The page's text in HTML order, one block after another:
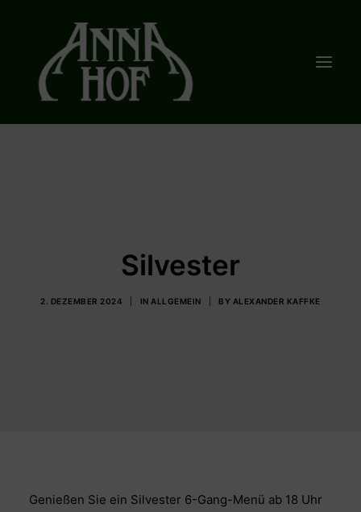
Silvester
2. DEZEMBER 2024 IN ALLGEMEIN BY ALEXANDER KAFFKE
Genießen Sie ein Silvester 6-Gang-Menü ab 18 Uhr